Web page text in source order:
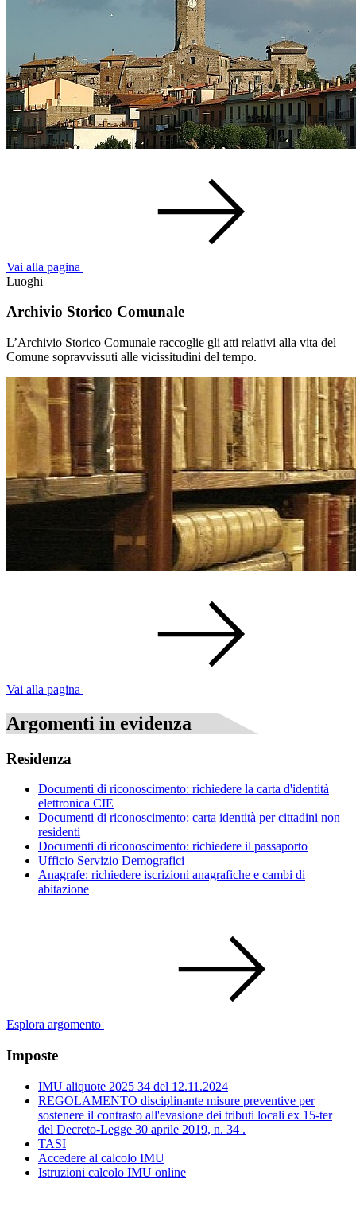
Vai alla pagina
Luoghi
Archivio Storico Comunale
L’Archivio Storico Comunale raccoglie gli atti relativi alla vita del
Comune sopravvissuti alle vicissitudini del tempo.
Vai alla pagina
Argomenti in evidenza
Residenza
Documenti di riconoscimento: richiedere la carta d'identità
elettronica CIE
Documenti di riconoscimento: carta identità per cittadini non
residenti
Documenti di riconoscimento: richiedere il passaporto
Ufficio Servizio Demografici
Anagrafe: richiedere iscrizioni anagrafiche e cambi di
abitazione
Esplora argomento
Imposte
IMU aliquote 2025 34 del 12.11.2024
REGOLAMENTO disciplinante misure preventive per
sostenere il contrasto all'evasione dei tributi locali ex 15-ter
del Decreto-Legge 30 aprile 2019, n. 34 .
TASI
Accedere al calcolo IMU
Istruzioni calcolo IMU online